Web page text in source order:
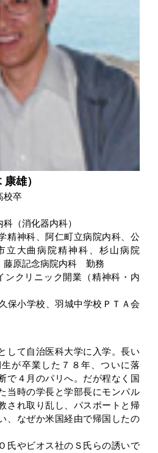
雄）
校卒
（消化器内科）
精神科、阿仁町立病院内科、公
立大曲病院精神科、杉山病院
藤原記念病院内科 勤務
クリニック開業（精神科・内
保小学校、羽城中学校ＰＴＡ会
して自治医科大学に入学。長い
が卒業した７８年、ついに落
で４月のパリへ。だが程なく国
当時の学長と学部長にモンパル
され取り乱し、パスポートと帰
、なぜか米国経由で帰国したの
氏やビオス社のＳ氏らの誘いで